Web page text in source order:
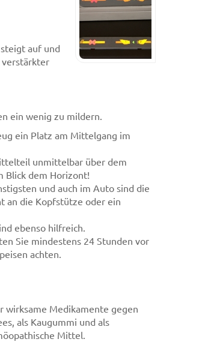
auf und
verstärkter
ein wenig zu mildern.
ein Platz am Mittelgang im
unmittelbar über dem
Blick dem Horizont!
und auch im Auto sind die
an die Kopfstütze oder ein
ebenso hilfreich.
Sie mindestens 24 Stunden vor
achten.
wirksame Medikamente gegen
als Kaugummi und als
Mittel.